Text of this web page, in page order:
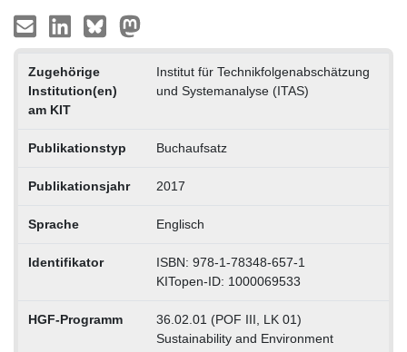
Zugehörige
Institution(en)
am KIT
Institut für Technikfolgenabschätzung
und Systemanalyse (ITAS)
Publikationstyp Buchaufsatz
Publikationsjahr 2017
Sprache Englisch
Identifikator
ISBN: 978-1-78348-657-1
KITopen-ID: 1000069533
HGF-Programm
36.02.01 (POF III, LK 01)
Sustainability and Environment